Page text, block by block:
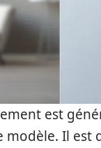
est
Il est